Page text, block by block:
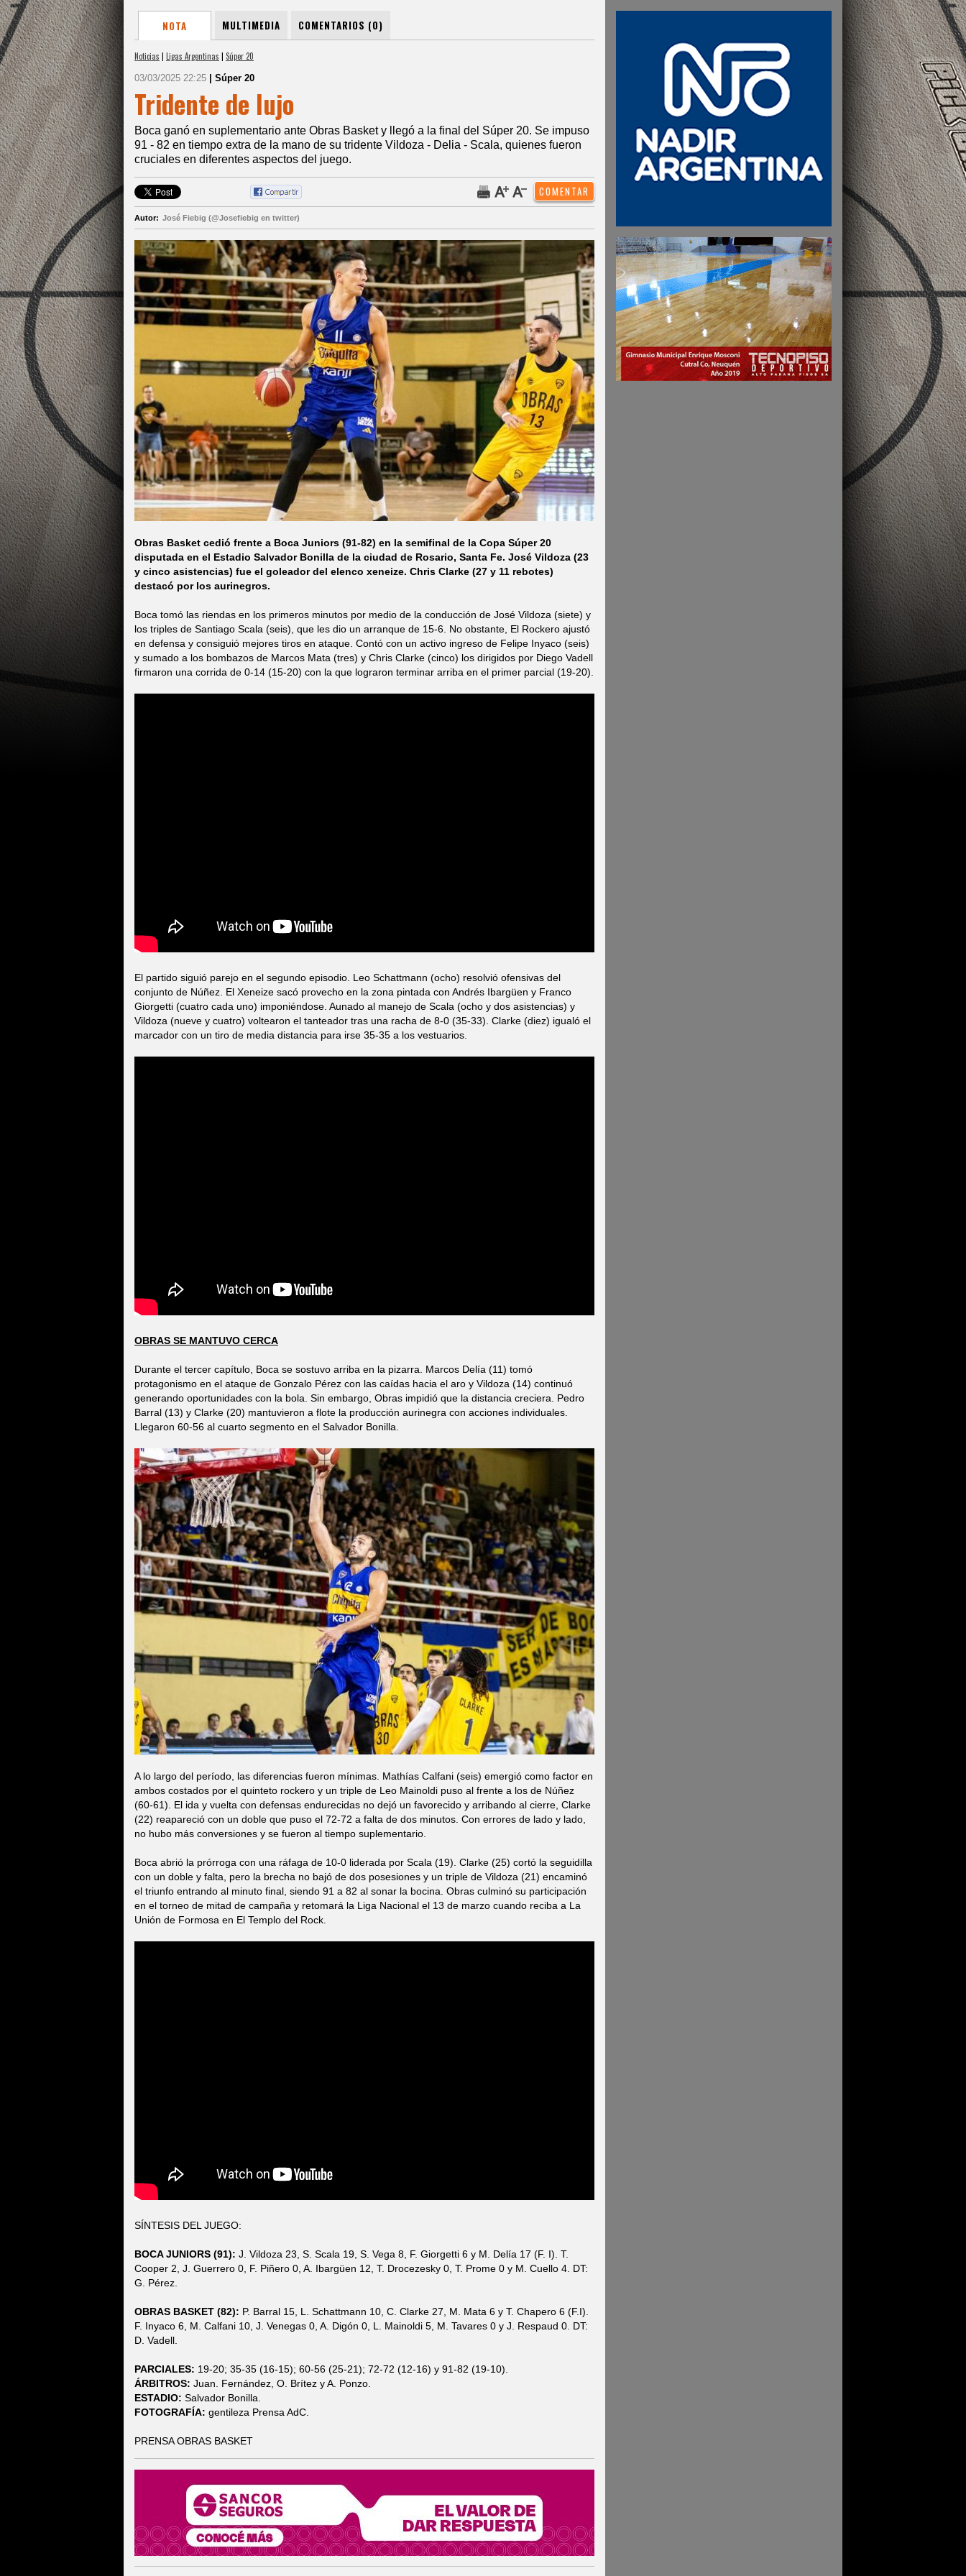
NOTA MULTIMEDIA COMENTARIOS (0)
Noticias | Ligas Argentinas | Súper 20
03/03/2025 22:25 | Súper 20
Tridente de lujo
Boca ganó en suplementario ante Obras Basket y llegó a la final del Súper 20. Se impuso
91 - 82 en tiempo extra de la mano de su tridente Vildoza - Delia - Scala, quienes fueron
cruciales en diferentes aspectos del juego.
Autor: José Fiebig (@Josefiebig en twitter)
Obras Basket cedió frente a Boca Juniors (91-82) en la semifinal de la Copa Súper 20
disputada en el Estadio Salvador Bonilla de la ciudad de Rosario, Santa Fe. José Vildoza (23
y cinco asistencias) fue el goleador del elenco xeneize. Chris Clarke (27 y 11 rebotes)
destacó por los aurinegros.
Boca tomó las riendas en los primeros minutos por medio de la conducción de José Vildoza (siete) y
los triples de Santiago Scala (seis), que les dio un arranque de 15-6. No obstante, El Rockero ajustó
en defensa y consiguió mejores tiros en ataque. Contó con un activo ingreso de Felipe Inyaco (seis)
y sumado a los bombazos de Marcos Mata (tres) y Chris Clarke (cinco) los dirigidos por Diego Vadell
firmaron una corrida de 0-14 (15-20) con la que lograron terminar arriba en el primer parcial (19-20).
El partido siguió parejo en el segundo episodio. Leo Schattmann (ocho) resolvió ofensivas del
conjunto de Núñez. El Xeneize sacó provecho en la zona pintada con Andrés Ibargüen y Franco
Giorgetti (cuatro cada uno) imponiéndose. Aunado al manejo de Scala (ocho y dos asistencias) y
Vildoza (nueve y cuatro) voltearon el tanteador tras una racha de 8-0 (35-33). Clarke (diez) igualó el
marcador con un tiro de media distancia para irse 35-35 a los vestuarios.
OBRAS SE MANTUVO CERCA
Durante el tercer capítulo, Boca se sostuvo arriba en la pizarra. Marcos Delía (11) tomó
protagonismo en el ataque de Gonzalo Pérez con las caídas hacia el aro y Vildoza (14) continuó
generando oportunidades con la bola. Sin embargo, Obras impidió que la distancia creciera. Pedro
Barral (13) y Clarke (20) mantuvieron a flote la producción aurinegra con acciones individuales.
Llegaron 60-56 al cuarto segmento en el Salvador Bonilla.
A lo largo del período, las diferencias fueron mínimas. Mathías Calfani (seis) emergió como factor en
ambos costados por el quinteto rockero y un triple de Leo Mainoldi puso al frente a los de Núñez
(60-61). El ida y vuelta con defensas endurecidas no dejó un favorecido y arribando al cierre, Clarke
(22) reapareció con un doble que puso el 72-72 a falta de dos minutos. Con errores de lado y lado,
no hubo más conversiones y se fueron al tiempo suplementario.
Boca abrió la prórroga con una ráfaga de 10-0 liderada por Scala (19). Clarke (25) cortó la seguidilla
con un doble y falta, pero la brecha no bajó de dos posesiones y un triple de Vildoza (21) encaminó
el triunfo entrando al minuto final, siendo 91 a 82 al sonar la bocina. Obras culminó su participación
en el torneo de mitad de campaña y retomará la Liga Nacional el 13 de marzo cuando reciba a La
Unión de Formosa en El Templo del Rock.
SÍNTESIS DEL JUEGO:
BOCA JUNIORS (91): J. Vildoza 23, S. Scala 19, S. Vega 8, F. Giorgetti 6 y M. Delía 17 (F. I). T.
Cooper 2, J. Guerrero 0, F. Piñero 0, A. Ibargüen 12, T. Drocezesky 0, T. Prome 0 y M. Cuello 4. DT:
G. Pérez.
OBRAS BASKET (82): P. Barral 15, L. Schattmann 10, C. Clarke 27, M. Mata 6 y T. Chapero 6 (F.I).
F. Inyaco 6, M. Calfani 10, J. Venegas 0, A. Digón 0, L. Mainoldi 5, M. Tavares 0 y J. Respaud 0. DT:
D. Vadell.
PARCIALES: 19-20; 35-35 (16-15); 60-56 (25-21); 72-72 (12-16) y 91-82 (19-10).
ÁRBITROS: Juan. Fernández, O. Brítez y A. Ponzo.
ESTADIO: Salvador Bonilla.
FOTOGRAFÍA: gentileza Prensa AdC.
PRENSA OBRAS BASKET